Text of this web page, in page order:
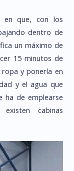
en que, con los
dentro de
un máximo de
15 minutos de
y ponerla en
y el agua que
ha de emplearse
cabinas